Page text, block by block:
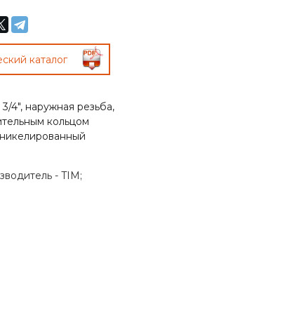
каталог
4", наружная резьба,
кольцом
- TIM;